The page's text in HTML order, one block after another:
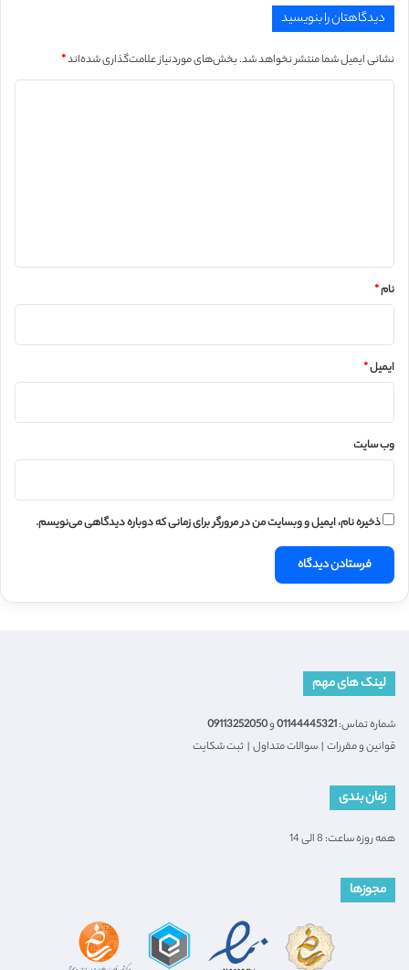
دیدگاهتان را بنویسید
نشانی ایمیل شما منتشر نخواهد شد.بخش‌های موردنیاز علامت‌گذاری شده‌اند*
نام*
ایمیل*
وب‌ سایت
ذخیره نام، ایمیل و وبسایت من در مرورگر برای زمانی که دوباره دیدگاهی می‌نویسم.
لینک های مهم
شماره تماس:01144445321و09113252050
قوانین و مقررات | سوالات متداول | ثبت شکایت
زمان بندی
همه روزه ساعت: 8 الی 14
مجوزها